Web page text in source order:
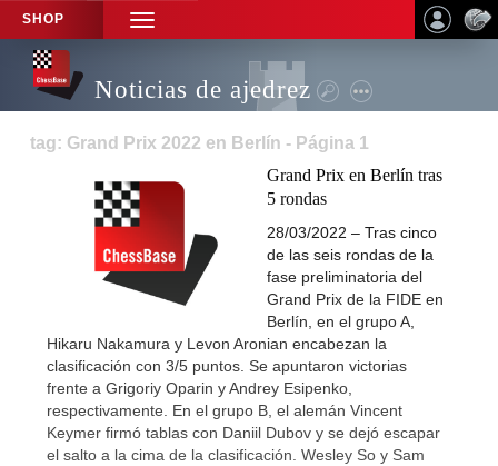
SHOP
TOGGLE
NAVIGATION
Noticias de ajedrez
tag: Grand Prix 2022 en Berlín - Página 1
Grand Prix en Berlín tras
5 rondas
28/03/2022 – Tras cinco
de las seis rondas de la
fase preliminatoria del
Grand Prix de la FIDE en
Berlín, en el grupo A,
Hikaru Nakamura y Levon Aronian encabezan la
clasificación con 3/5 puntos. Se apuntaron victorias
frente a Grigoriy Oparin y Andrey Esipenko,
respectivamente. En el grupo B, el alemán Vincent
Keymer firmó tablas con Daniil Dubov y se dejó escapar
el salto a la cima de la clasificación. Wesley So y Sam